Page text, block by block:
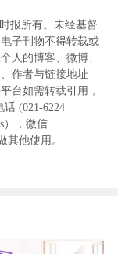
报所有。未经基督
子刊物不得转载或
人的博客、微博、
作者与链接地址
台如需转载引用，
话 (021-6224
），微信
其他使用。